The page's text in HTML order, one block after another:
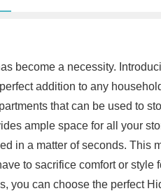
become a necessity.
addition to any
that can be used to
ample space for all your
in a matter of seconds.
to sacrifice comfort or
can choose the perfect